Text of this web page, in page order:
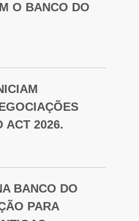
O BANCO DO
ACT 2026.
BANCO DO
PARA